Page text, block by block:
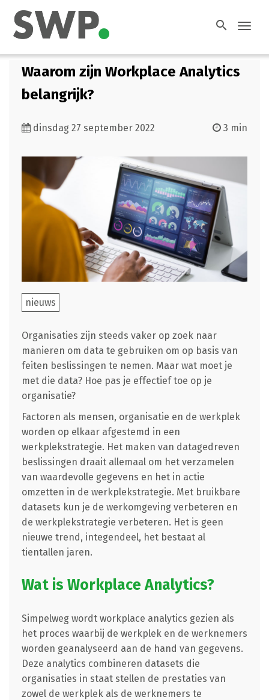
search
Waarom zijn Workplace Analytics
belangrijk?
dinsdag 27 september 2022 3 min
nieuws
Organisaties zijn steeds vaker op zoek naar
manieren om data te gebruiken om op basis van
feiten beslissingen te nemen. Maar wat moet je
met die data? Hoe pas je effectief toe op je
organisatie?
Factoren als mensen, organisatie en de werkplek
worden op elkaar afgestemd in een
werkplekstrategie. Het maken van datagedreven
beslissingen draait allemaal om het verzamelen
van waardevolle gegevens en het in actie
omzetten in de werkplekstrategie. Met bruikbare
datasets kun je de werkomgeving verbeteren en
de werkplekstrategie verbeteren. Het is geen
nieuwe trend, integendeel, het bestaat al
tientallen jaren.
Wat is Workplace Analytics?
Simpelweg wordt workplace analytics gezien als
het proces waarbij de werkplek en de werknemers
worden geanalyseerd aan de hand van gegevens.
Deze analytics combineren datasets die
organisaties in staat stellen de prestaties van
zowel de werkplek als de werknemers te